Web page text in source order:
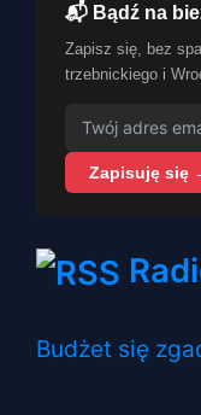
📬 Bądź na
Zapisz się, bez
trzebnickiego i
Zapisuję się
Budżet się